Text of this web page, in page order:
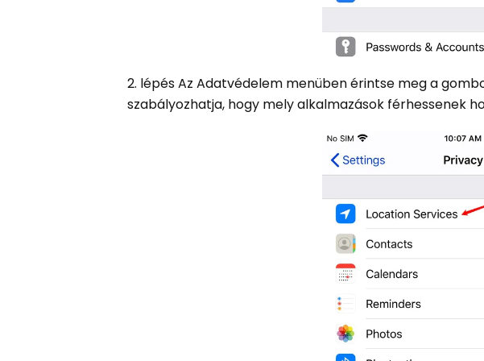
2. lépés Az Adatvédelem menüben érintse meg a
szabályozhatja, hogy mely alkalmazások férhessenek